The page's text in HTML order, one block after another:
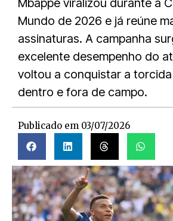
Mbappé viralizou durante a
Mundo de 2026 e já reúne
assinaturas. A campanha
excelente desempenho do
voltou a conquistar a
dentro e fora de campo.
Publicado em 03/07/2026